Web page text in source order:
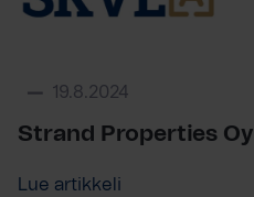
19.8.2024
Strand Properties Oy
Lue artikkeli